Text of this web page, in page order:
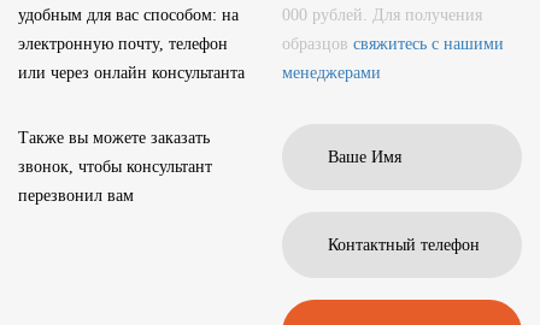
удобным для вас способом: на
электронную почту, телефон
или через онлайн консультанта
Также вы можете заказать
звонок, чтобы консультант
перезвонил вам
000 рублей. Для получения
образцов свяжитесь с нашими
менеджерами